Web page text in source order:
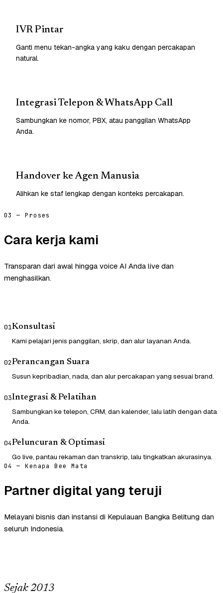
IVR Pintar
Ganti menu tekan-angka yang kaku dengan percakapan
natural.
Integrasi Telepon & WhatsApp Call
Sambungkan ke nomor, PBX, atau panggilan WhatsApp
Anda.
Handover ke Agen Manusia
Alihkan ke staf lengkap dengan konteks percakapan.
03 — Proses
Cara kerja kami
Transparan dari awal hingga voice AI Anda live dan
menghasilkan.
01Konsultasi
Kami pelajari jenis panggilan, skrip, dan alur layanan Anda.
02Perancangan Suara
Susun kepribadian, nada, dan alur percakapan yang sesuai brand.
03Integrasi & Pelatihan
Sambungkan ke telepon, CRM, dan kalender, lalu latih dengan data
Anda.
04Peluncuran & Optimasi
Go live, pantau rekaman dan transkrip, lalu tingkatkan akurasinya.
04 — Kenapa Bee Mata
Partner digital yang teruji
Melayani bisnis dan instansi di Kepulauan Bangka Belitung dan
seluruh Indonesia.
Sejak 2013